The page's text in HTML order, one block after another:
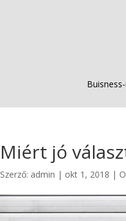
Miért jó
Szerző: admin | okt 1, 2018 |